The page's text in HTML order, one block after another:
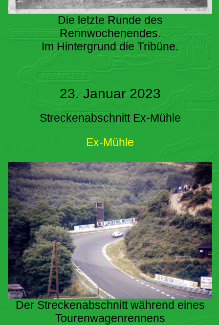
Die letzte Runde des
Rennwochenendes.
Im Hintergrund die Tribüne.
23. Januar 2023
Streckenabschnitt Ex-Mühle
Ex-Mühle
Der Streckenabschnitt während eines
Tourenwagenrennens